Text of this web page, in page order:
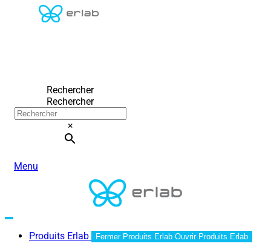
Rechercher
Rechercher
×
Menu
Produits Erlab Fermer Produits Erlab Ouvrir Produits Erlab